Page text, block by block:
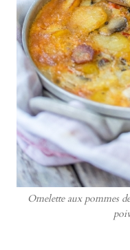
Omelette aux pommes